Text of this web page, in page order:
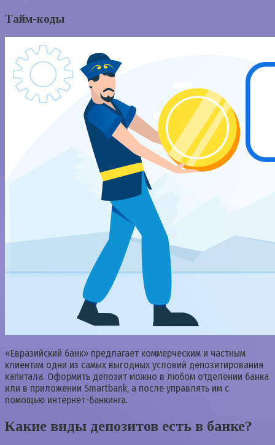
Тайм-коды
«Евразийский банк» предлагает коммерческим и частным
клиентам одни из самых выгодных условий депозитирования
капитала. Оформить депозит можно в любом отделении банка
или в приложении Smartbank, а после управлять им с
помощью интернет-банкинга.
Какие виды депозитов есть в банке?